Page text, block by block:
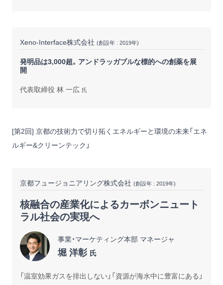
Xeno-Interface株式会社 (創設年 : 2019年)
発明品は3,000超。アンドラッガブルな標的への創薬を展
開
代表取締役 林 一広 氏
[第2回] 京都の技術力で切り拓くエネルギーと環境の未来「エネ
ルギー&クリーンテック」
京都フュージョニアリング株式会社 (創設年 : 2019年)
核融合の産業化によるカーボンニュート
ラル社会の実現へ
事業・マーケティング本部 マネージャ
堀 洋彰 氏
「温室効果ガスを排出しない」「資源が海水中に豊富にある」